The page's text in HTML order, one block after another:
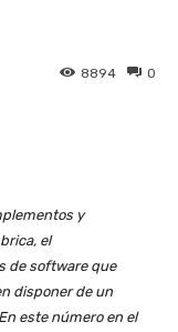
0
8894
y
el
de software que
disponer de un
este número en el